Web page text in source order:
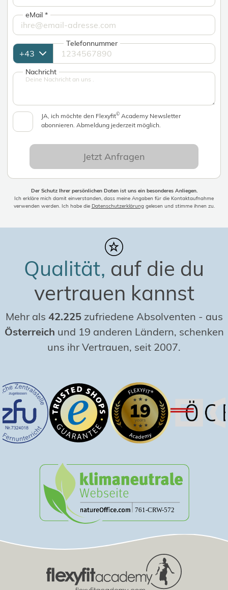
eMail*
Telefonnummer
Nachricht
JA, ich möchte den Flexyfit© Academy Newsletter
abonnieren. Abmeldung jederzeit möglich.
Jetzt Anfragen
Der Schutz Ihrer persönlichen Daten ist uns ein besonderes Anliegen.
Ich erkläre mich damit einverstanden, dass meine Angaben für die Kontaktaufnahme
verwenden werden. Ich habe die Datenschutzerklärunggelesen und stimme ihnen zu.
Qualität, auf die du
vertrauen kannst
Mehr als 42.225 zufriedene Absolventen - aus
Österreich und 19 anderen Ländern, schenken
uns ihr Vertrauen, seit 2007.